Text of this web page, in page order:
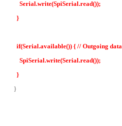
Serial.write(SpiSerial.read());
}
if(Serial.available()) { // Outgoing data
SpiSerial.write(Serial.read());
}
}